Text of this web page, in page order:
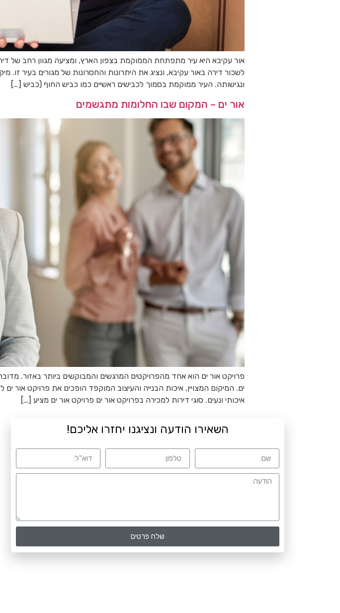
אור עקיבא היא עיר מתפתחת הממוקמת בצפון הארץ, ומציעה מגוון רחב של
לשכור דירה באור עקיבא, ונציג את היתרונות והחסרונות של מגורים בעיר זו.
ונגישותה. העיר ממוקמת בסמוך לכבישים ראשיים כמו כביש החוף (כביש […]
אור ים – המקום שבו החלומות מתגשמים
פרויקט אור ים הוא אחד מהפרויקטים המרגשים והמבוקשים ביותר באזור.
ים. המיקום המצויין, איכות הבנייה והעיצוב המוקפד הופכים את פרויקט אור
איכותי ונעים. סוגי דירות למכירה בפרויקט אור ים פרויקט אור ים מציע […]
השאירו הודעה ונציגנו יחזרו אליכם!
שלח פרטים